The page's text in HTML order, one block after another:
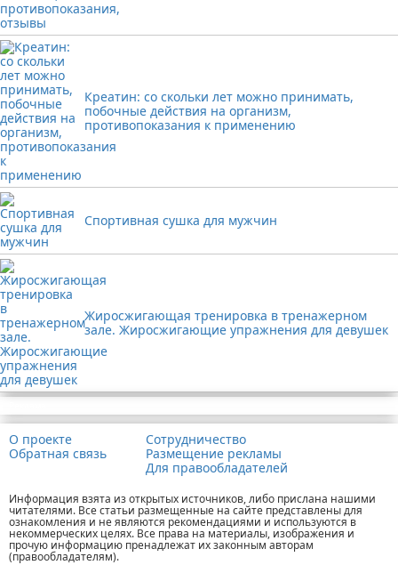
Креатин: со скольки лет можно принимать,
побочные действия на организм,
противопоказания к применению
Спортивная сушка для мужчин
Жиросжигающая тренировка в тренажерном
зале. Жиросжигающие упражнения для девушек
О проекте
Обратная связь
Сотрудничество
Размещение рекламы
Для правообладателей
Информация взята из открытых источников, либо прислана нашими
читателями. Все статьи размещенные на сайте представлены для
ознакомления и не являются рекомендациями и используются в
некоммерческих целях. Все права на материалы, изображения и
прочую информацию пренадлежат их законным авторам
(правообладателям).